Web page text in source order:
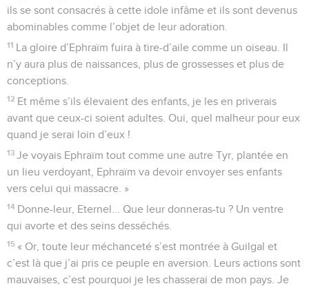
ils se sont consacrés à cette idole infâme et ils sont devenus
abominables comme l’objet de leur adoration.
11 La gloire d’Ephraïm fuira à tire-d’aile comme un oiseau. Il
n’y aura plus de naissances, plus de grossesses et plus de
conceptions.
12 Et même s’ils élevaient des enfants, je les en priverais
avant que ceux-ci soient adultes. Oui, quel malheur pour eux
quand je serai loin d’eux !
13 Je voyais Ephraïm tout comme une autre Tyr, plantée en
un lieu verdoyant, Ephraïm va devoir envoyer ses enfants
vers celui qui massacre. »
14 Donne-leur, Eternel... Que leur donneras-tu ? Un ventre
qui avorte et des seins desséchés.
15 « Or, toute leur méchanceté s’est montrée à Guilgal et
c’est là que j’ai pris ce peuple en aversion. Leurs actions sont
mauvaises, c’est pourquoi je les chasserai de mon pays. Je